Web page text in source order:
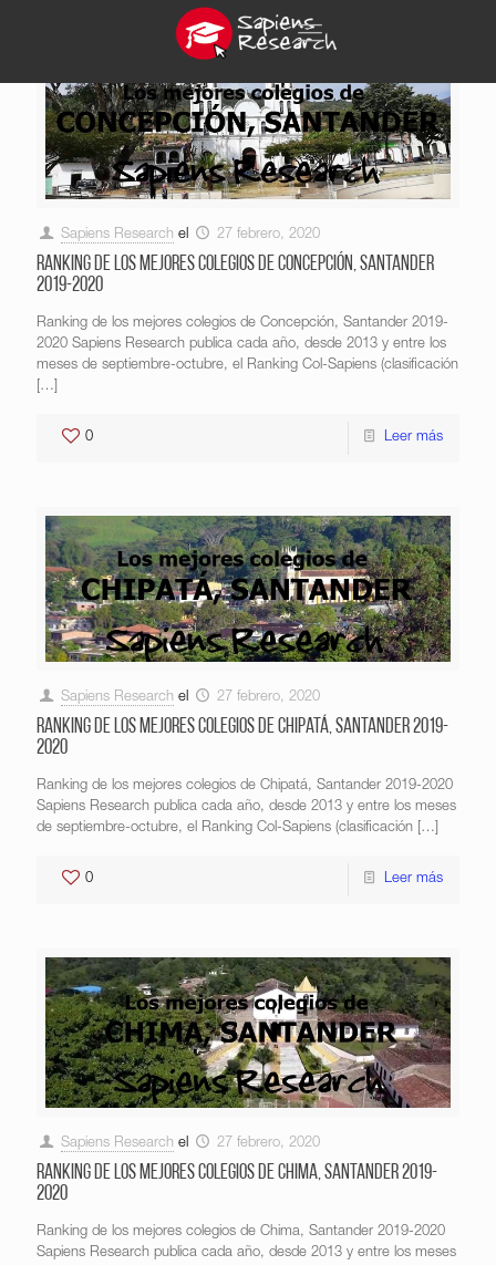
Sapiens Research el 27 febrero, 2020
Ranking de los mejores colegios de Concepción, Santander
2019-2020
Ranking de los mejores colegios de Concepción, Santander 2019-
2020 Sapiens Research publica cada año, desde 2013 y entre los
meses de septiembre-octubre, el Ranking Col-Sapiens (clasificación
[…]
0 Leer más
Sapiens Research el 27 febrero, 2020
Ranking de los mejores colegios de Chipatá, Santander 2019-
2020
Ranking de los mejores colegios de Chipatá, Santander 2019-2020
Sapiens Research publica cada año, desde 2013 y entre los meses
de septiembre-octubre, el Ranking Col-Sapiens (clasificación […]
0 Leer más
Sapiens Research el 27 febrero, 2020
Ranking de los mejores colegios de Chima, Santander 2019-
2020
Ranking de los mejores colegios de Chima, Santander 2019-2020
Sapiens Research publica cada año, desde 2013 y entre los meses